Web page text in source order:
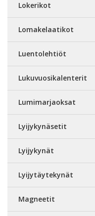
Lokerikot
Lomakelaatikot
Luentolehtiöt
Lukuvuosikalenterit
Lumimarjaoksat
Lyijykynäsetit
Lyijykynät
Lyijytäytekynät
Magneetit